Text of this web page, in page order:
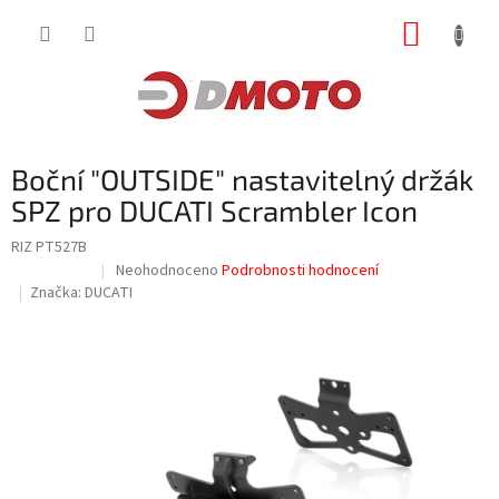
Boční "OUTSIDE" nastavitelný držák
SPZ pro DUCATI Scrambler Icon
RIZ PT527B
Průměrné
hodnocení
Neohodnoceno Podrobnosti hodnocení
Značka: DUCATI